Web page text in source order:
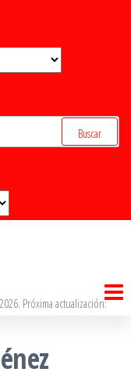
Próxima actualización: